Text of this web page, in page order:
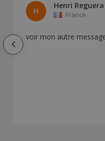
H
Henri Reguera
France
voir mon autre